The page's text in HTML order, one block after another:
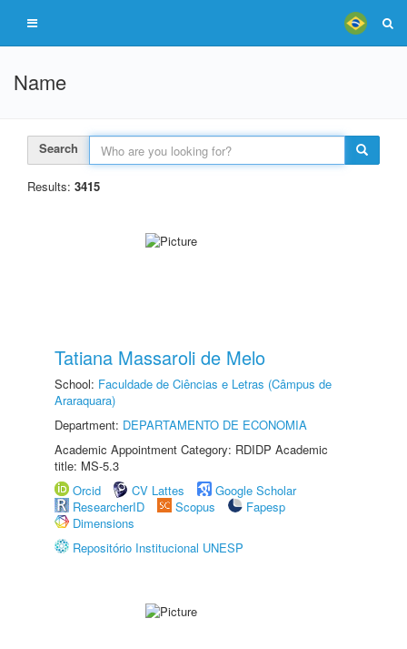
Name
Search
Results: 3415
Tatiana Massaroli de Melo
School: Faculdade de Ciências e Letras (Câmpus de
Araraquara)
Department: DEPARTAMENTO DE ECONOMIA
Academic Appointment Category: RDIDP Academic
title: MS-5.3
Orcid
CV Lattes
Google Scholar
ResearcherID
Scopus
Fapesp
Dimensions
Repositório Institucional UNESP